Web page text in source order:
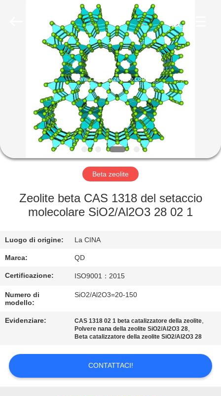
PRODOTTI
CIRCA
GIRO
FABBRICA
DI
QUALITÀ
CONTATTICI
NOTIZIE
CASI
MAPPA
Beta zeolite
Zeolite beta CAS 1318 del setaccio
molecolare SiO2/Al2O3 28 02 1
Luogo di origine: La CINA
Marca: QD
Certificazione: ISO9001：2015
Numero di
modello:
SiO2/Al2O3=20-150
Evidenziare: CAS 1318 02 1 beta catalizzatore della zeolite,
Polvere nana della zeolite SiO2/Al2O3 28,
Beta catalizzatore della zeolite SiO2/Al2O3 28
CONTATTACI!